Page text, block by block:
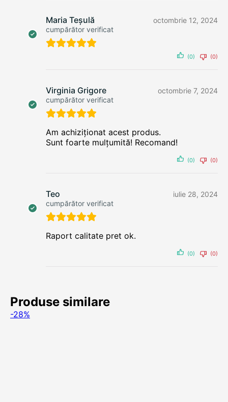
Maria Teșulă
cumpărător verificat
octombrie 12, 2024
(0) (0)
Virginia Grigore
cumpărător verificat
octombrie 7, 2024
Am achiziționat acest produs.
Sunt foarte mulțumită! Recomand!
(0) (0)
Teo
cumpărător verificat
iulie 28, 2024
Raport calitate pret ok.
(0) (0)
Produse similare
-28%